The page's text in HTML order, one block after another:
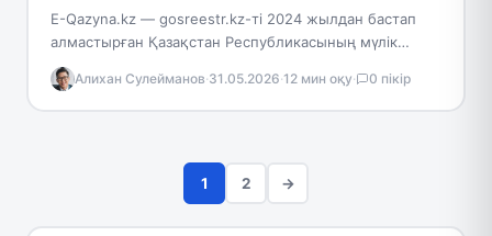
E-Qazyna.kz — gosreestr.kz-ті 2024 жылдан бастап
алмастырған Қазақстан Республикасының мүлік
тізілімінің ресми мемлекеттік порталы. Жеке
кабинетке кіру жеке тұлғаларға, жеке кәсіпкерлерге
және…
Алихан Сулейманов·31.05.2026·12 мин оқу· 0 пікір
1 2 →